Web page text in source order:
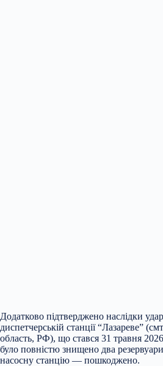
Додатково підтверджено наслідки
диспетчерській станції “Лазареве”
область, РФ), що стався 31 травня 2026
було повністю знищено два
насосну станцію — пошкоджено.